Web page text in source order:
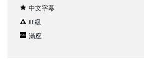
中文字幕
III 級
滿座